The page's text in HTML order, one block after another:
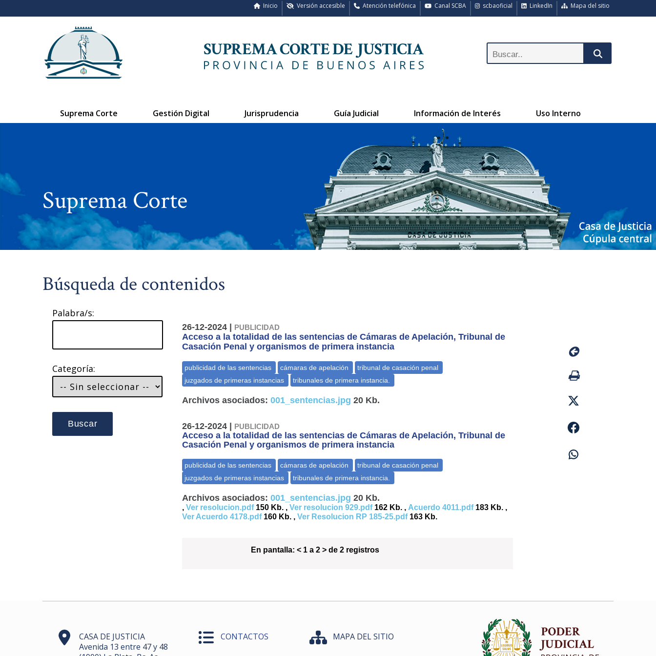
Mapa del sitio
LinkedIn
scbaoficial
Canal SCBA
Atención telefónica
Versión accesible
Inicio
Suprema Corte Gestión Digital Jurisprudencia Guía Judicial Información de Interés Uso Interno
Suprema Corte
Búsqueda de contenidos
Palabra/s:
Categoría:
Buscar
26-12-2024 | PUBLICIDAD
Acceso a la totalidad de las sentencias de Cámaras de Apelación, Tribunal de
Casación Penal y organismos de primera instancia
Archivos asociados: 001_sentencias.jpg 20 Kb.
26-12-2024 | PUBLICIDAD
Acceso a la totalidad de las sentencias de Cámaras de Apelación, Tribunal de
Casación Penal y organismos de primera instancia
Archivos asociados: 001_sentencias.jpg 20 Kb.
, Ver resolucion.pdf150 Kb. , Ver resolucion 929.pdf162 Kb. , Acuerdo 4011.pdf183 Kb. ,
Ver Acuerdo 4178.pdf160 Kb. , Ver Resolucion RP 185-25.pdf163 Kb.
En pantalla: < 1 a 2 > de 2 registros
CASA DE JUSTICIA
Avenida 13 entre 47 y 48
CONTACTOS MAPA DEL SITIO